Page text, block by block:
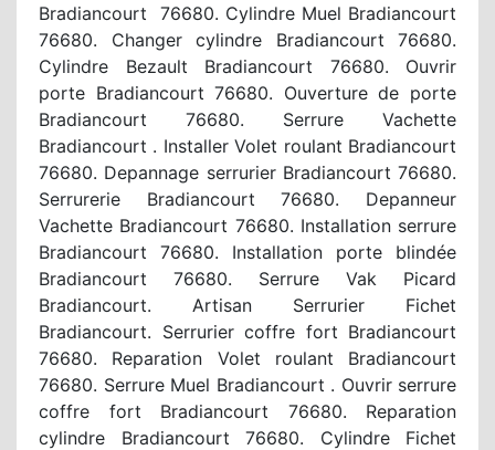
Bradiancourt 76680. Cylindre Muel Bradiancourt
76680. Changer cylindre Bradiancourt 76680.
Cylindre Bezault Bradiancourt 76680. Ouvrir
porte Bradiancourt 76680. Ouverture de porte
Bradiancourt 76680. Serrure Vachette
Bradiancourt . Installer Volet roulant Bradiancourt
76680. Depannage serrurier Bradiancourt 76680.
Serrurerie Bradiancourt 76680. Depanneur
Vachette Bradiancourt 76680. Installation serrure
Bradiancourt 76680. Installation porte blindée
Bradiancourt 76680. Serrure Vak Picard
Bradiancourt. Artisan Serrurier Fichet
Bradiancourt. Serrurier coffre fort Bradiancourt
76680. Reparation Volet roulant Bradiancourt
76680. Serrure Muel Bradiancourt . Ouvrir serrure
coffre fort Bradiancourt 76680. Reparation
cylindre Bradiancourt 76680. Cylindre Fichet